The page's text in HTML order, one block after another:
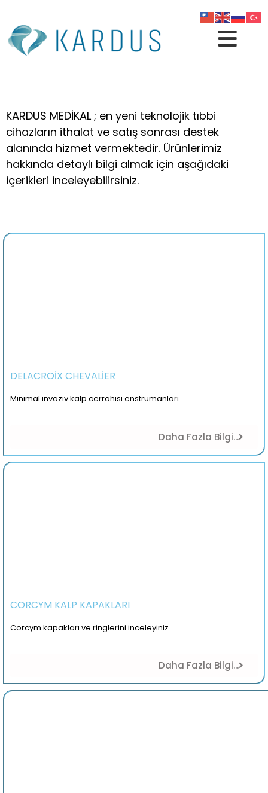
KARDUS MEDİKAL ; en yeni teknolojik tıbbi
cihazların ithalat ve satış sonrası destek
alanında hizmet vermektedir. Ürünlerimiz
hakkında detaylı bilgi almak için aşağıdaki
içerikleri inceleyebilirsiniz.
DELACROİX CHEVALİER
Minimal invaziv kalp cerrahisi enstrümanları
Daha Fazla Bilgi...
CORCYM KALP KAPAKLARI
Corcym kapakları ve ringlerini inceleyiniz
Daha Fazla Bilgi...